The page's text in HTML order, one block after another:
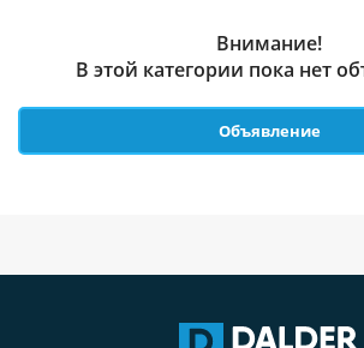
Внимание!
В этой категории пока нет
Объявление